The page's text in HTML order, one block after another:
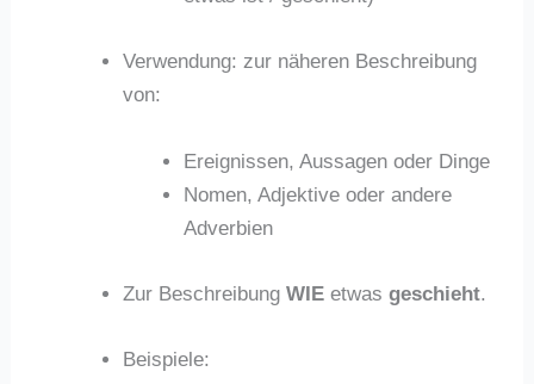
Verwendung: zur näheren Beschreibung
von:
Ereignissen, Aussagen oder Dinge
Nomen, Adjektive oder andere
Adverbien
Zur Beschreibung WIEetwas geschieht.
Beispiele: